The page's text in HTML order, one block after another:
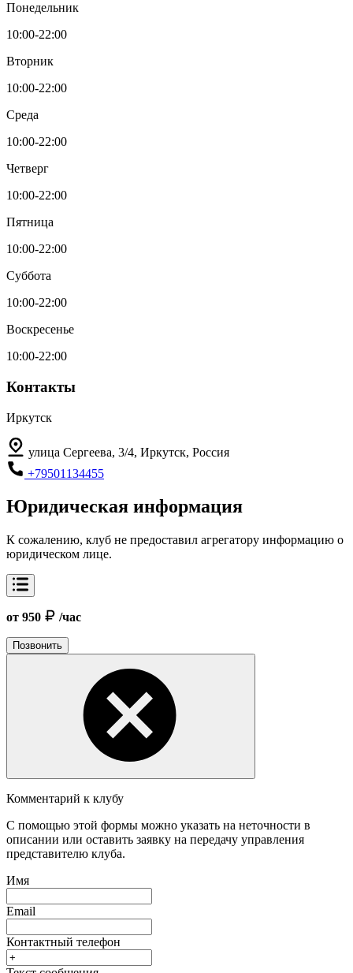
Понедельник
10:00-22:00
Вторник
10:00-22:00
Среда
10:00-22:00
Четверг
10:00-22:00
Пятница
10:00-22:00
Суббота
10:00-22:00
Воскресенье
10:00-22:00
Контакты
Иркутск
улица Сергеева, 3/4, Иркутск, Россия
+79501134455
Юридическая информация
К сожалению, клуб не предоставил агрегатору информацию о
юридическом лице.
от 950 /час
Позвонить
Комментарий к клубу
С помощью этой формы можно указать на неточности в
описании или оставить заявку на передачу управления
представителю клуба.
Имя
Email
Контактный телефон